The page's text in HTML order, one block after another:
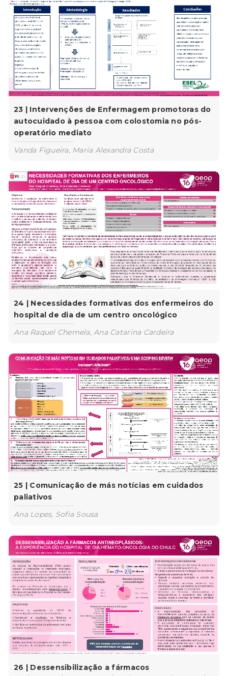
23 | Intervenções de Enfermagem promotoras do
autocuidado à pessoa com colostomia no pós-
operatório mediato
Vanda Figueira, Maria Alexandra Costa
24 | Necessidades formativas dos enfermeiros do
hospital de dia de um centro oncológico
Ana Raquel Chemela, Ana Catarina Cardeira
25 | Comunicação de más notícias em cuidados
paliativos
Ana Lopes, Sofia Sousa
26 | Dessensibilização a fármacos